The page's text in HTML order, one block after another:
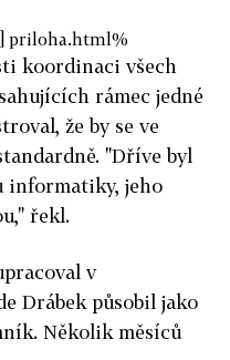
priloha.html%
koordinaci všech
rámec jedné
že by se ve
"Dříve byl
informatiky, jeho
řekl.
v
Drábek působil jako
Několik měsíců